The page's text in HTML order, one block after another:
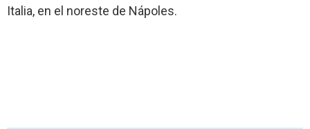
Italia, en el noreste de Nápoles.